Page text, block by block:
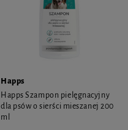
Happs
Happs Szampon pielęgnacyjny
dla psów o sierści mieszanej 200
ml